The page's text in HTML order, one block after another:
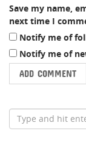
Save my name,
next time I
Notify me of
Notify me of